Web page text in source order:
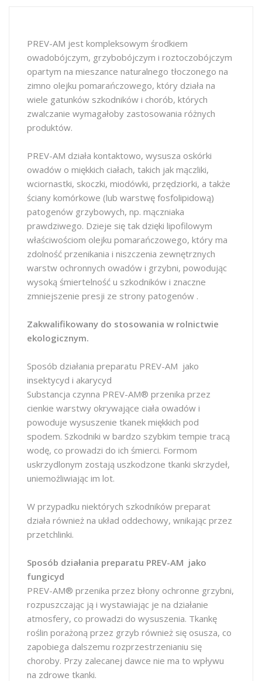
PREV-AM jest kompleksowym środkiem
owadobójczym, grzybobójczym i roztoczobójczym
opartym na mieszance naturalnego tłoczonego na
zimno olejku pomarańczowego, który działa na
wiele gatunków szkodników i chorób, których
zwalczanie wymagałoby zastosowania różnych
produktów.
PREV-AM działa kontaktowo, wysusza oskórki
owadów o miękkich ciałach, takich jak mączliki,
wciornastki, skoczki, miodówki, przędziorki, a także
ściany komórkowe (lub warstwę fosfolipidową)
patogenów grzybowych, np. mączniaka
prawdziwego. Dzieje się tak dzięki lipofilowym
właściwościom olejku pomarańczowego, który ma
zdolność przenikania i niszczenia zewnętrznych
warstw ochronnych owadów i grzybni, powodując
wysoką śmiertelność u szkodników i znaczne
zmniejszenie presji ze strony patogenów .
Zakwalifikowany do stosowania w rolnictwie
ekologicznym.
Sposób działania preparatu PREV-AM jako
insektycyd i akarycyd
Substancja czynna PREV-AM® przenika przez
cienkie warstwy okrywające ciała owadów i
powoduje wysuszenie tkanek miękkich pod
spodem. Szkodniki w bardzo szybkim tempie tracą
wodę, co prowadzi do ich śmierci. Formom
uskrzydlonym zostają uszkodzone tkanki skrzydeł,
uniemożliwiając im lot.
W przypadku niektórych szkodników preparat
działa również na układ oddechowy, wnikając przez
przetchlinki.
Sposób działania preparatu PREV-AM jako
fungicyd
PREV-AM® przenika przez błony ochronne grzybni,
rozpuszczając ją i wystawiając je na działanie
atmosfery, co prowadzi do wysuszenia. Tkankę
roślin porażoną przez grzyb również się osusza, co
zapobiega dalszemu rozprzestrzenianiu się
choroby. Przy zalecanej dawce nie ma to wpływu
na zdrowe tkanki.